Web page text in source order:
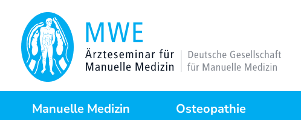
Manuelle Medizin Osteopathie